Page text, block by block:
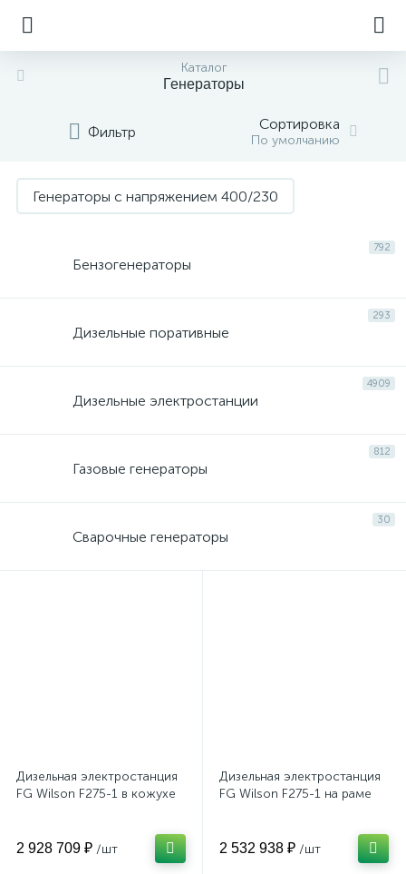
Каталог
Генераторы
Фильтр Сортировка
По умолчанию
Генераторы с напряжением 400/230
792
Бензогенераторы
293
Дизельные поративные
4909
Дизельные электростанции
812
Газовые генераторы
30
Сварочные генераторы
Дизельная электростанция
FG Wilson F275-1 в кожухе
2 928 709 ₽ /шт
Дизельная электростанция
FG Wilson F275-1 на раме
2 532 938 ₽ /шт